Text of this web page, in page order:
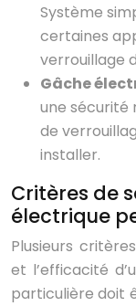
Système
certaines
verrouillage
Gâche
une sécurité
de
installer.
Critères de
électrique
Plusieurs
et l’efficacité
particulière doit